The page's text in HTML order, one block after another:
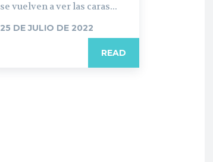
se vuelven a ver las caras...
25 DE JULIO DE 2022
READ